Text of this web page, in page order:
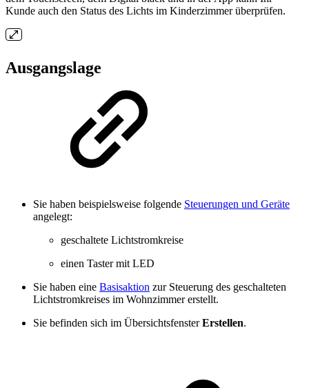
Kunde auch den Status des Lichts im Kinderzimmer überprüfen.
Ausgangslage
Sie haben beispielsweise folgende Steuerungen und Geräte
angelegt:
geschaltete Lichtstromkreise
einen Taster mit LED
Sie haben eine Basisaktion zur Steuerung des geschalteten
Lichtstromkreises im Wohnzimmer erstellt.
Sie befinden sich im ÜbersichtsfensterErstellen.